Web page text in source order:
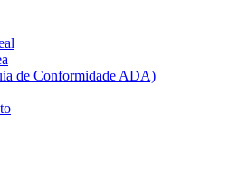
de Conformidade ADA)